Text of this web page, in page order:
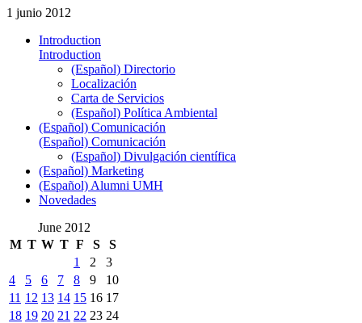
1 junio 2012
Introduction
Introduction
(Español) Directorio
Localización
Carta de Servicios
(Español) Política Ambiental
(Español) Comunicación
(Español) Comunicación
(Español) Divulgación científica
(Español) Marketing
(Español) Alumni UMH
Novedades
June 2012
M T W T F S
S
1
2
3
4
5 6 7 8 9
10
11 12 13 14 15 16 17
18 19 20 21 22 23 24